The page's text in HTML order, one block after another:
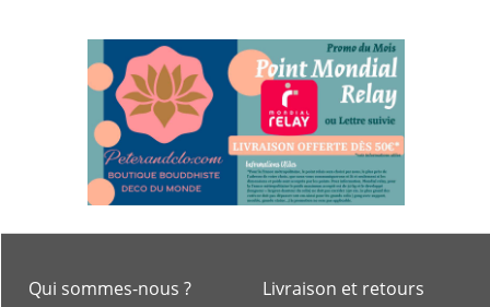
Livraison et retours
Qui sommes-nous ?